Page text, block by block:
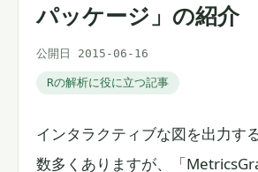
パッケージ」の紹介
公開日 2015-06-16
Rの解析に役に立つ記事
インタラクティブな図を出力す
数多くありますが、「